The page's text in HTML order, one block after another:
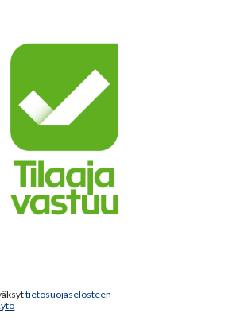
tietosuojaselosteen